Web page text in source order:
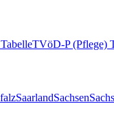
TVöD-P (Pflege)
SaarlandSachsen